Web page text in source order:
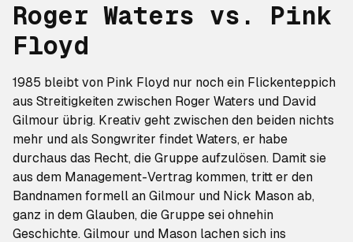
Roger Waters vs. Pink
Floyd
1985 bleibt von Pink Floyd nur noch ein Flickenteppich
aus Streitigkeiten zwischen Roger Waters und David
Gilmour übrig. Kreativ geht zwischen den beiden nichts
mehr und als Songwriter findet Waters, er habe
durchaus das Recht, die Gruppe aufzulösen. Damit sie
aus dem Management-Vertrag kommen, tritt er den
Bandnamen formell an Gilmour und Nick Mason ab,
ganz in dem Glauben, die Gruppe sei ohnehin
Geschichte. Gilmour und Mason lachen sich ins